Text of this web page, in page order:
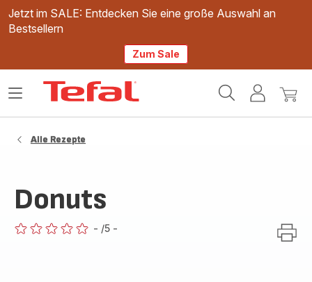
Jetzt im SALE: Entdecken Sie eine große Auswahl an
Bestsellern
Zum Sale
Mein
Mein
Das
Alle Rezepte
Donuts
- /5 -